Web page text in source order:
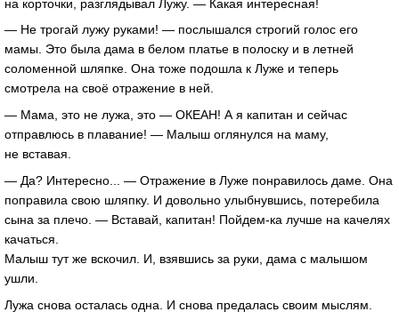
на корточки, разглядывал Лужу. — Какая интересная!
— Не трогай лужу руками! — послышался строгий голос его
мамы. Это была дама в белом платье в полоску и в летней
соломенной шляпке. Она тоже подошла к Луже и теперь
смотрела на своё отражение в ней.
— Мама, это не лужа, это — ОКЕАН! А я капитан и сейчас
отправлюсь в плавание! — Малыш оглянулся на маму,
не вставая.
— Да? Интересно... — Отражение в Луже понравилось даме. Она
поправила свою шляпку. И довольно улыбнувшись, потеребила
сына за плечо. — Вставай, капитан! Пойдем-ка лучше на качелях
качаться.
Малыш тут же вскочил. И, взявшись за руки, дама с малышом
ушли.
Лужа снова осталась одна. И снова предалась своим мыслям.